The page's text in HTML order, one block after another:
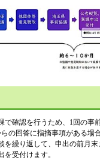
で確認を行うため、1回の事
の回答に指摘事項がある場
を繰り返して、申出の前月
受付けます。